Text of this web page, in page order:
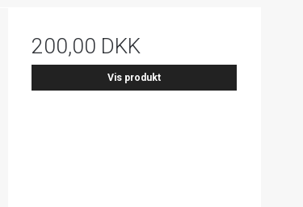
200,00 DKK
Vis produkt